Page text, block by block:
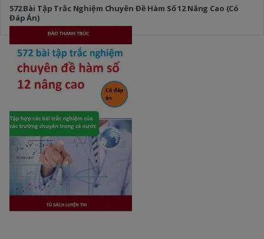
572 Bài Tập Trắc Nghiệm Chuyên Đề Hàm Số 12 Nâng Cao (Có
Đáp Án)